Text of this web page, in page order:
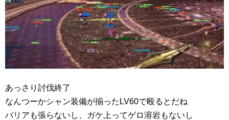
あっさり討伐終了
なんつーかシャン装備が揃ったLV60で殴るとだね
バリアも張らないし、ガケ上ってゲロ溶岩もないし